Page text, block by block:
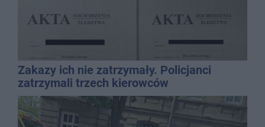
Zakazy ich nie zatrzymały. Policjanci
zatrzymali trzech kierowców